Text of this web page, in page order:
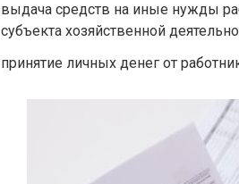
выдача средств на иные нужды
субъекта хозяйственной
принятие личных денег от